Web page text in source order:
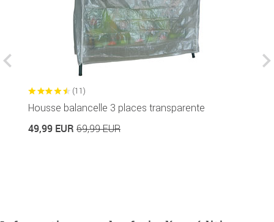
(11)
Housse balancelle 3 places transparente
49,99 EUR 69,99 EUR